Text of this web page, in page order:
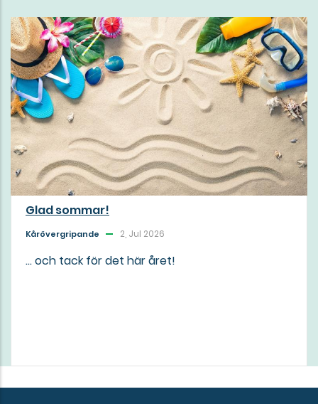
Glad sommar!
Kårövergripande 2, Jul 2026
... och tack för det här året!